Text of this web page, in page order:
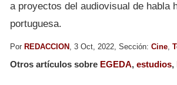
a proyectos del audiovisual de habla
portuguesa.
Por REDACCION , 3 Oct, 2022, Sección: Cine,
Otros artículos sobre EGEDA, estudios,